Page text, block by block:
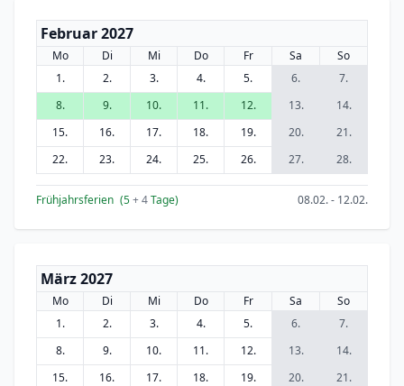
Februar 2027
Mo Di Mi Do Fr Sa
So
1.
2. 3. 4. 5. 6.
7.
8.
9. 10. 11. 12. 13.
14.
15.
16. 17. 18. 19. 20.
21.
22.
23. 24. 25. 26. 27. 28.
Frühjahrsferien (5+ 4Tage) 08.02. - 12.02.
März 2027
Mo Di Mi Do Fr Sa
So
1.
2. 3. 4. 5. 6.
7.
8.
9. 10. 11. 12. 13.
14.
15.
16. 17. 18. 19. 20.
21.